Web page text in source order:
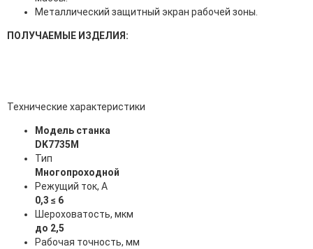
Металлический защитный экран рабочей зоны.
ПОЛУЧАЕМЫЕ ИЗДЕЛИЯ:
Технические характеристики
Модель станка
DK7735M
Тип
Многопроходной
Режущий ток, А
0,3 ≤ 6
Шероховатость, мкм
до 2,5
Рабочая точность, мм